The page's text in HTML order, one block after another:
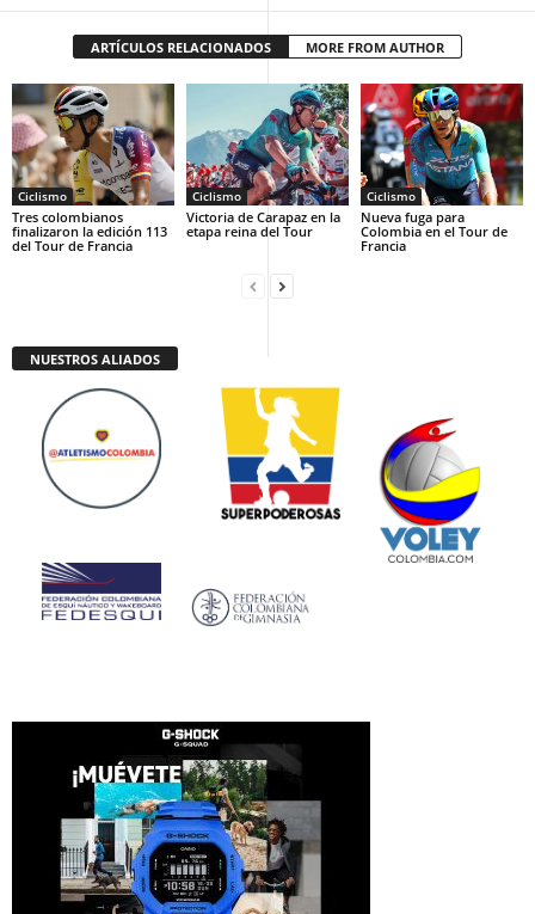
ARTÍCULOS RELACIONADOS MORE FROM AUTHOR
Ciclismo
Tres colombianos
finalizaron la edición 113
del Tour de Francia
Ciclismo
Victoria de Carapaz en la
etapa reina del Tour
Ciclismo
Nueva fuga para
Colombia en el Tour de
Francia
NUESTROS ALIADOS